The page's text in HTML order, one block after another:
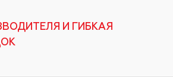
И ГИБКАЯ